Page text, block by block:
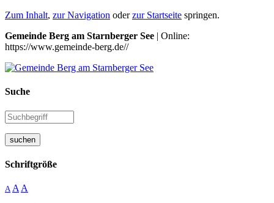
Zum Inhalt, zur Navigation oderzur Startseite springen.
Gemeinde Berg am Starnberger See | Online:
https://www.gemeinde-berg.de//
Suche
suchen
Schriftgröße
A A A